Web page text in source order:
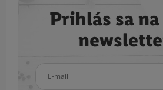
Prihlás sa